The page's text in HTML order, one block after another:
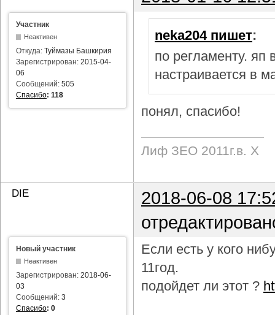
Участник
Неактивен
Откуда: Туймазы Башкирия
Зарегистрирован: 2015-04-
06
Сообщений: 505
Спасибо: 118
neka204 пишет:
по регламенту.
настраивается в
понял, спасибо!
Лиф ЗЕО 2011г.в. Х
DIE
2018-06-08
Новый участник
Неактивен
Зарегистрирован: 2018-06-
03
Сообщений: 3
Спасибо: 0
Если есть у кого
11год.
подойдет ли этот ?